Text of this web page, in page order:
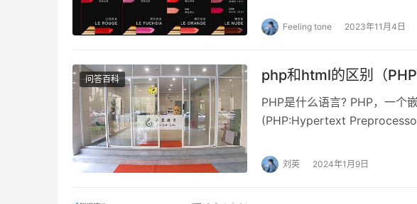
Feeling tone 2023年11月4日
问答百科 php和html的区别（PHP
PHP是什么语言? PHP，一个
(PHP:Hypertext
刘英 2024年1月9日